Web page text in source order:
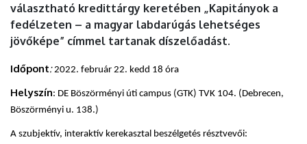
választható kredittárgy keretében „Kapitányok a
fedélzeten – a magyar labdarúgás lehetséges
jövőképe” címmel tartanak díszelőadást.
Időpont:2022. február 22. kedd 18 óra
Helyszín: DE Böszörményi úti campus (GTK) TVK 104. (Debrecen,
Böszörményi u. 138.)
A szubjektív, interaktív kerekasztal beszélgetés résztvevői: